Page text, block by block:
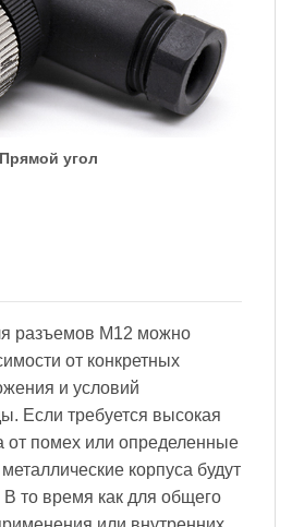
Прямой угол
разъемов M12 можно
от конкретных
и условий
Если требуется высокая
от помех или определенные
корпуса будут
то время как для общего